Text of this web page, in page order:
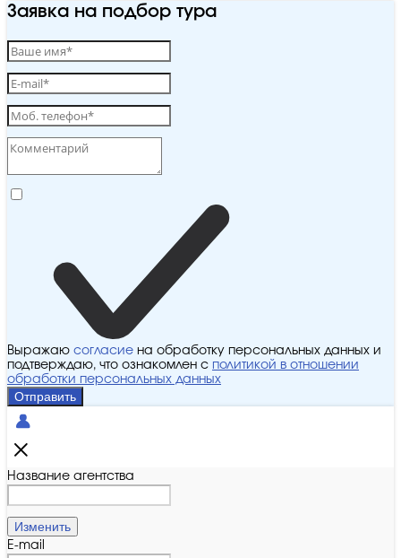
Заявка на подбор тура
Выражаю согласие на обработку персональных данных и
подтверждаю, что ознакомлен с политикой в отношении
обработки персональных данных
Отправить
Название агентства
Изменить
E-mail